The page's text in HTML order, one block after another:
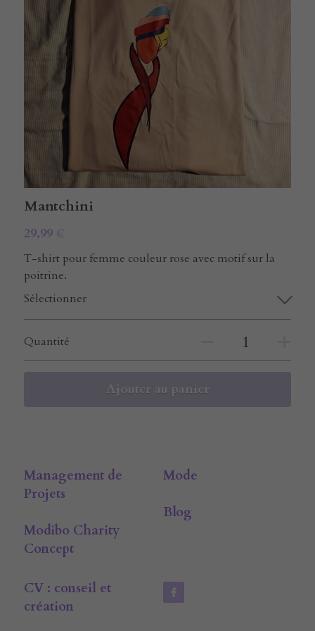
E-rcare
Rechercher
Mantchini
29,99 €
T-shirt pour femme couleur rose avec motif sur la
poitrine.
Sélectionner
Quantité
Ajouter au panier
Management de
Projets
Modibo Charity
Concept
Mode
Blog
CV : conseil et
création